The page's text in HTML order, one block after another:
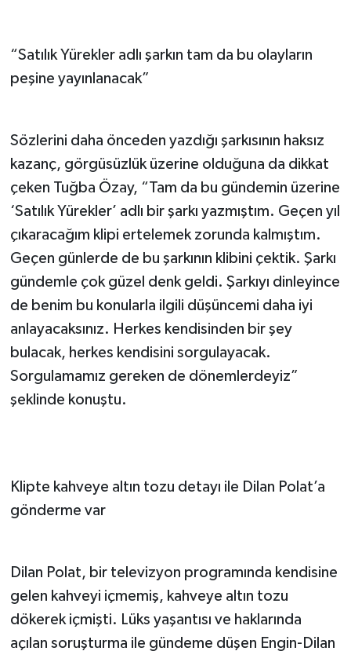
“Satılık Yürekler adlı şarkın tam da bu olayların
peşine yayınlanacak”
Sözlerini daha önceden yazdığı şarkısının haksız
kazanç, görgüsüzlük üzerine olduğuna da dikkat
çeken Tuğba Özay, “Tam da bu gündemin üzerine
‘Satılık Yürekler’ adlı bir şarkı yazmıştım. Geçen yıl
çıkaracağım klipi ertelemek zorunda kalmıştım.
Geçen günlerde de bu şarkının klibini çektik. Şarkı
gündemle çok güzel denk geldi. Şarkıyı dinleyince
de benim bu konularla ilgili düşüncemi daha iyi
anlayacaksınız. Herkes kendisinden bir şey
bulacak, herkes kendisini sorgulayacak.
Sorgulamamız gereken de dönemlerdeyiz”
şeklinde konuştu.
Klipte kahveye altın tozu detayı ile Dilan Polat’a
gönderme var
Dilan Polat, bir televizyon programında kendisine
gelen kahveyi içmemiş, kahveye altın tozu
dökerek içmişti. Lüks yaşantısı ve haklarında
açılan soruşturma ile gündeme düşen Engin-Dilan